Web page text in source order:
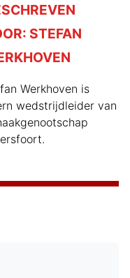
STEFAN
Werkhoven is
wedstrijdleider van